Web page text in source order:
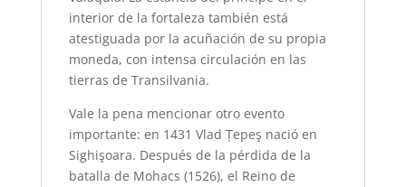
interior de la fortaleza también está
atestiguada por la acuñación de su propia
moneda, con intensa circulación en las
tierras de Transilvania.
Vale la pena mencionar otro evento
importante: en 1431 Vlad Țepeş nació en
Sighişoara. Después de la pérdida de la
batalla de Mohacs (1526), ​​el Reino de